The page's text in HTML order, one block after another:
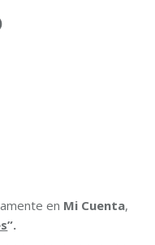
en Mi Cuenta,
”.